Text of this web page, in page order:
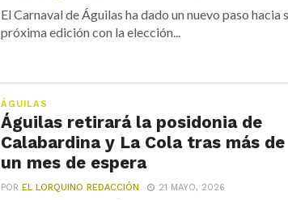
El Carnaval de Águilas ha dado un nuevo paso hacia
próxima edición con la elección...
ÁGUILAS
Águilas retirará la posidonia de
Calabardina y La Cola tras más de
un mes de espera
POREL LORQUINO REDACCIÓN 21 MAYO, 2026